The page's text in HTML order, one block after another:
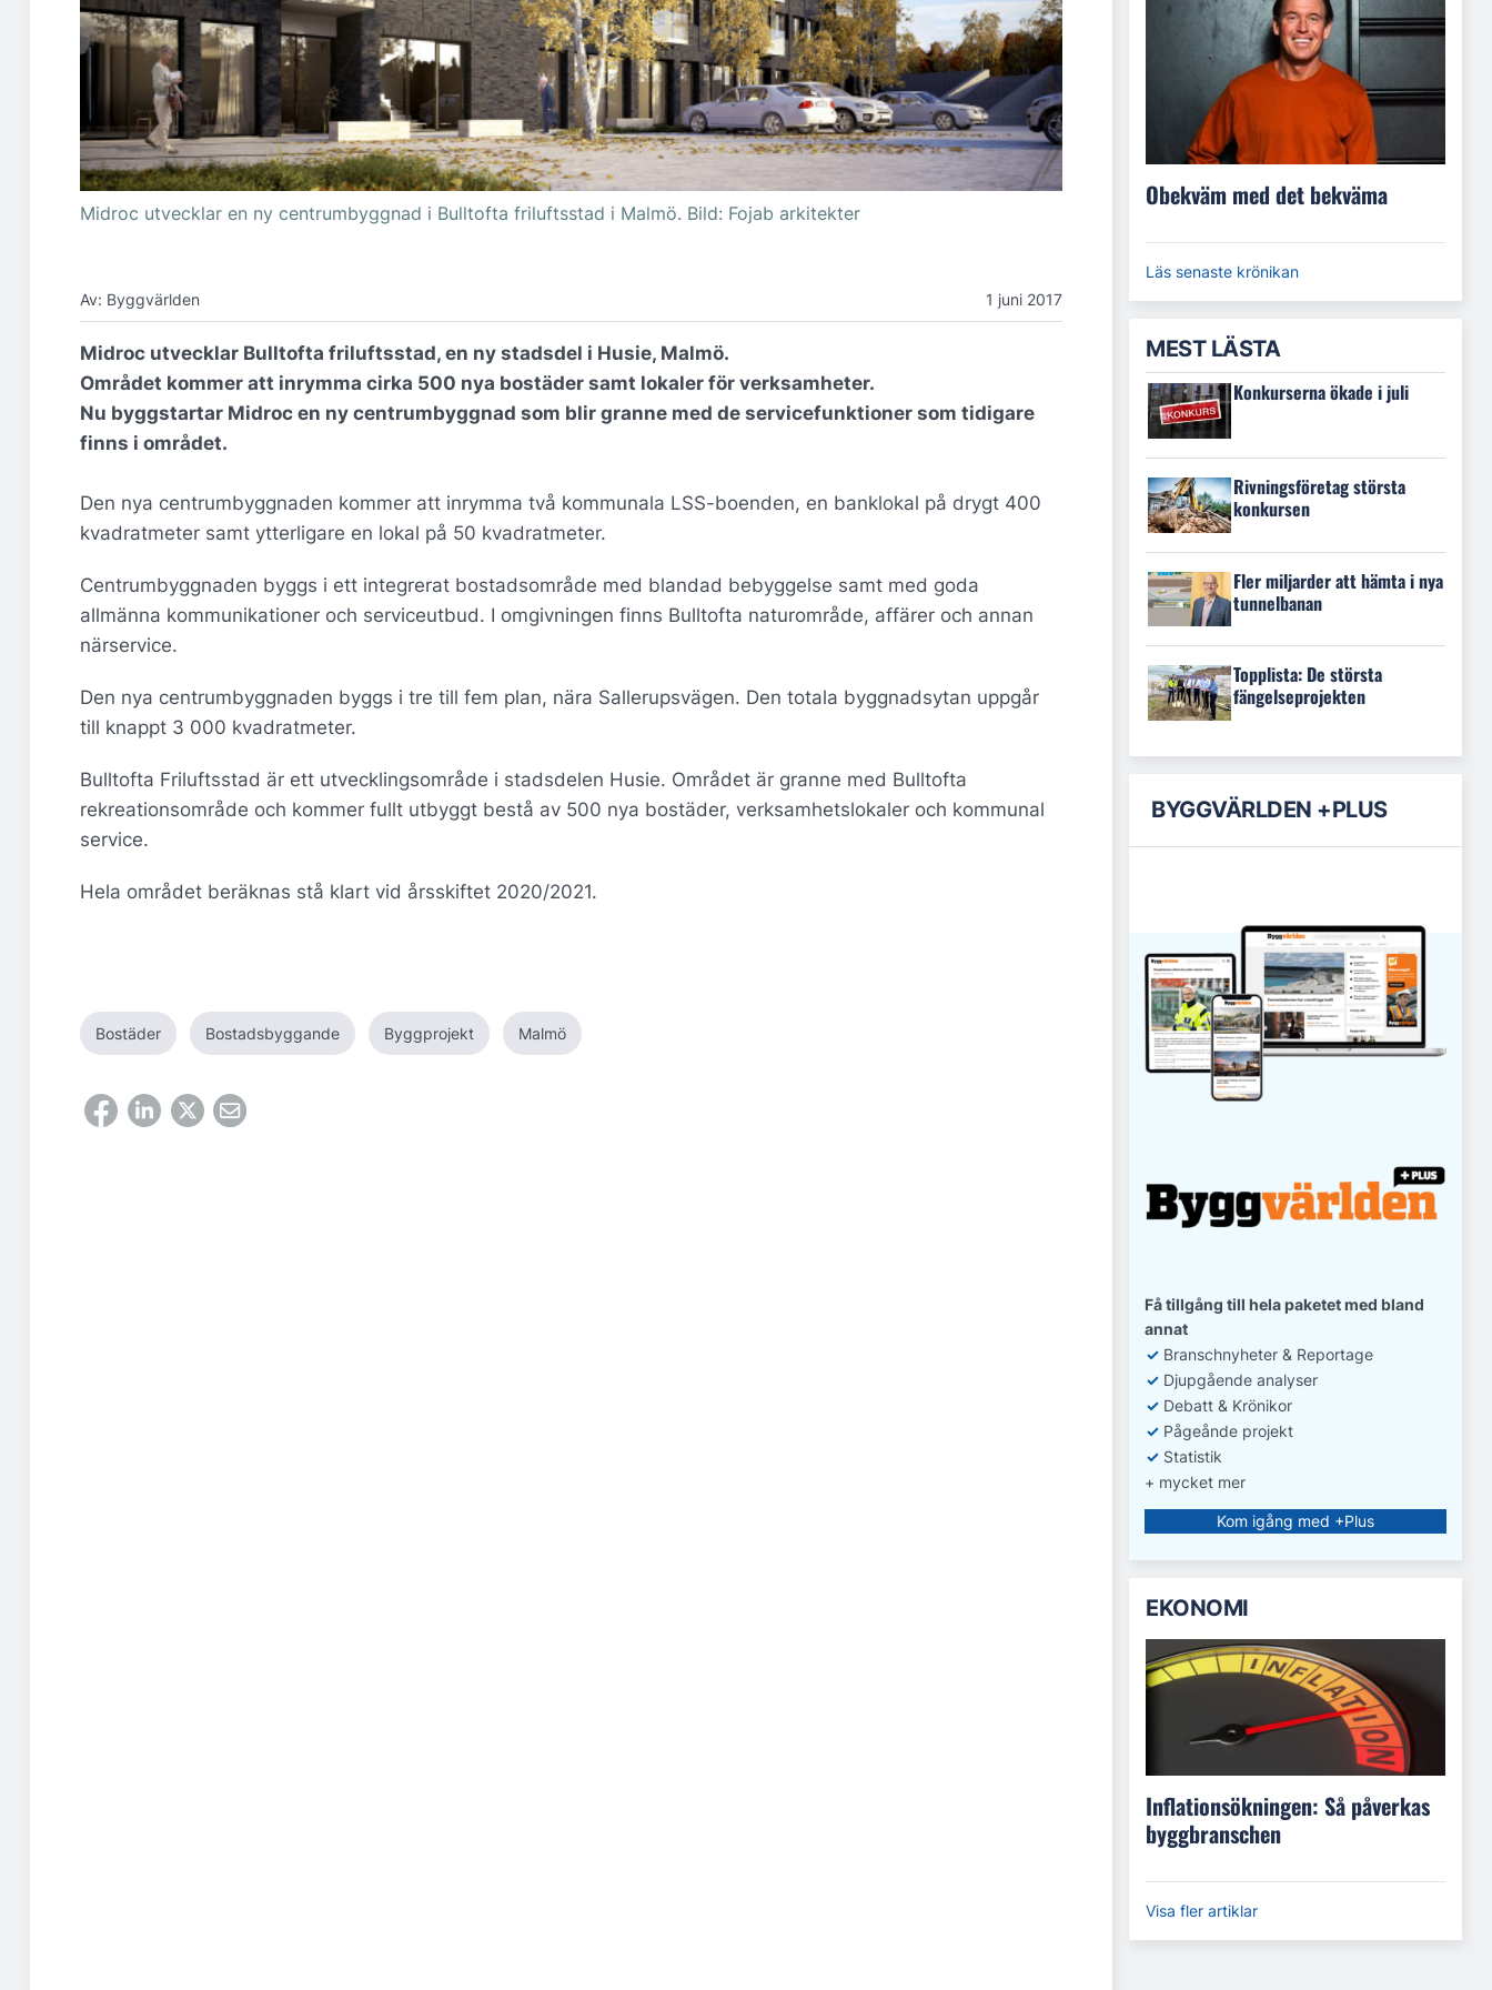
Midroc utvecklar en ny centrumbyggnad i Bulltofta friluftsstad i Malmö. Bild: Fojab arkitekter
Av: Byggvärlden 1 juni 2017
Midroc utvecklar Bulltofta friluftsstad, en ny stadsdel i Husie, Malmö.
Området kommer att inrymma cirka 500 nya bostäder samt lokaler för verksamheter.
Nu byggstartar Midroc en ny centrumbyggnad som blir granne med de servicefunktioner som tidigare
finns i området.
Den nya centrumbyggnaden kommer att inrymma två kommunala LSS-boenden, en banklokal på drygt 400
kvadratmeter samt ytterligare en lokal på 50 kvadratmeter.
Centrumbyggnaden byggs i ett integrerat bostadsområde med blandad bebyggelse samt med goda
allmänna kommunikationer och serviceutbud. I omgivningen finns Bulltofta naturområde, affärer och annan
närservice.
Den nya centrumbyggnaden byggs i tre till fem plan, nära Sallerupsvägen. Den totala byggnadsytan uppgår
till knappt 3 000 kvadratmeter.
Bulltofta Friluftsstad är ett utvecklingsområde i stadsdelen Husie. Området är granne med Bulltofta
rekreationsområde och kommer fullt utbyggt bestå av 500 nya bostäder, verksamhetslokaler och kommunal
service.
Hela området beräknas stå klart vid årsskiftet 2020/2021.
Bostäder Bostadsbyggande Byggprojekt Malmö
Obekväm med det bekväma
Läs senaste krönikan
MEST LÄSTA
Konkurserna ökade i juli
Rivningsföretag största
konkursen
Fler miljarder att hämta i nya
tunnelbanan
Topplista: De största
fängelseprojekten
BYGGVÄRLDEN +PLUS
Få tillgång till hela paketet med bland
annat
✓ Branschnyheter & Reportage
✓ Djupgående analyser
✓ Debatt & Krönikor
✓ Pågeånde projekt
✓ Statistik
+ mycket mer
Kom igång med +Plus
EKONOMI
Inflationsökningen: Så påverkas
byggbranschen
Visa fler artiklar